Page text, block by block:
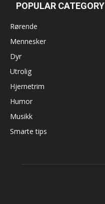
POPULAR CATEGORY
Rørende
Mennesker
Dyr
Utrolig
Hjernetrim
Humor
Musikk
Smarte tips